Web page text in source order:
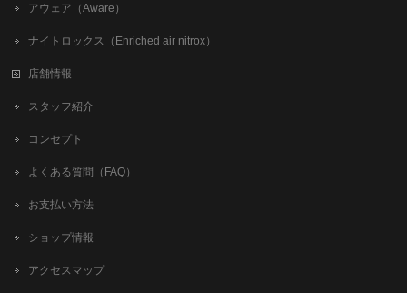
アウェア（Aware）
ナイトロックス（Enriched air nitrox）
店舗情報
スタッフ紹介
コンセプト
よくある質問（FAQ）
お支払い方法
ショップ情報
アクセスマップ